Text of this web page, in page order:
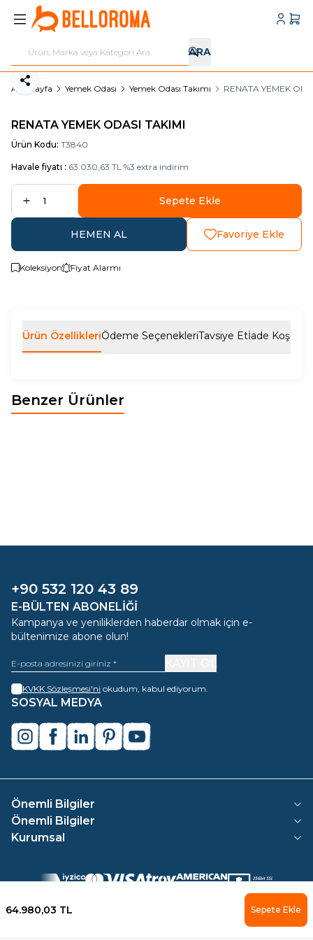
ARA
Ana Sayfa Yemek Odası Yemek Odası Takımı RENATA YEMEK
Paylaş
RENATA YEMEK ODASI TAKIMI
Ürün Kodu: T3840
64.980,03 TL Sepete Ekle
Havale fiyatı : 63.030,63 TL %3 extra indirim
Sepete Ekle
HEMEN AL Favoriye Ekle
Koleksiyon Fiyat Alarmı
Ürün ÖzellikleriÖdeme SeçenekleriTavsiye Etİade Koşulları
Benzer Ürünler
+90 532 120 43 89
E-BÜLTEN ABONELIĞI
Kampanya ve yeniliklerden haberdar olmak için e-
bültenimize abone olun!
KVKK Sözleşmesi'ni okudum, kabul ediyorum.
SOSYAL MEDYA
instagramfacebooklinkedinpinterestyoutube
Önemli Bilgiler
Önemli Bilgiler
Kurumsal